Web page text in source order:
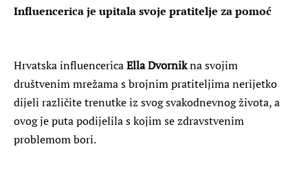
Influencerica je upitala svoje pratitelje za pomoć
Hrvatska influencericaElla Dvornikna svojim
društvenim mrežama s brojnim pratiteljima nerijetko
dijeli različite trenutke iz svog svakodnevnog života, a
ovog je puta podijelila s kojim se zdravstvenim
problemom bori.